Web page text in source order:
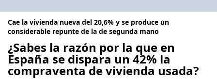
Cae la vivienda nueva del 20,6% y se produce un
considerable repunte de la de segunda mano
¿Sabes la razón por la que en
España se dispara un 42% la
compraventa de vivienda usada?